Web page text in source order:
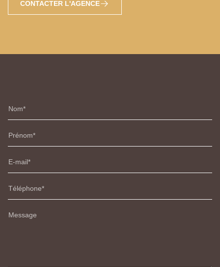
CONTACTER L'AGENCE
Nom
Prénom
E-mail
Téléphone
Message